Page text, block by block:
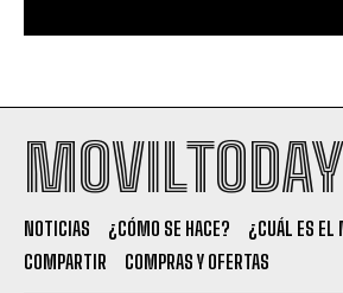
MOVILTODAY
NOTICIAS ¿CÓMO SE HACE?
¿CUÁL ES EL
COMPARTIR
COMPRAS Y OFERTAS